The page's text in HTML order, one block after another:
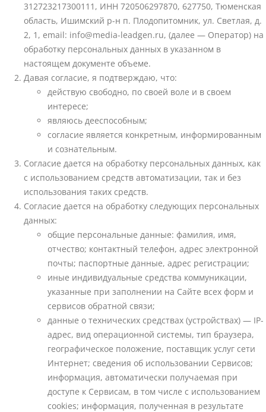
312723217300111, ИНН 720506297870, 627750, Тюменская
область, Ишимский р-н п. Плодопитомник, ул. Светлая, д.
2, 1, email: info@media-leadgen.ru, (далее — Оператор) на
обработку персональных данных в указанном в
настоящем документе объеме.
Давая согласие, я подтверждаю, что:
действую свободно, по своей воле и в своем
интересе;
являюсь дееспособным;
согласие является конкретным, информированным
и сознательным.
Согласие дается на обработку персональных данных, как
с использованием средств автоматизации, так и без
использования таких средств.
Согласие дается на обработку следующих персональных
данных:
общие персональные данные: фамилия, имя,
отчество; контактный телефон, адрес электронной
почты; паспортные данные, адрес регистрации;
иные индивидуальные средства коммуникации,
указанные при заполнении на Сайте всех форм и
сервисов обратной связи;
данные о технических средствах (устройствах) — IP-
адрес, вид операционной системы, тип браузера,
географическое положение, поставщик услуг сети
Интернет; сведения об использовании Сервисов;
информация, автоматически получаемая при
доступе к Сервисам, в том числе с использованием
cookies; информация, полученная в результате